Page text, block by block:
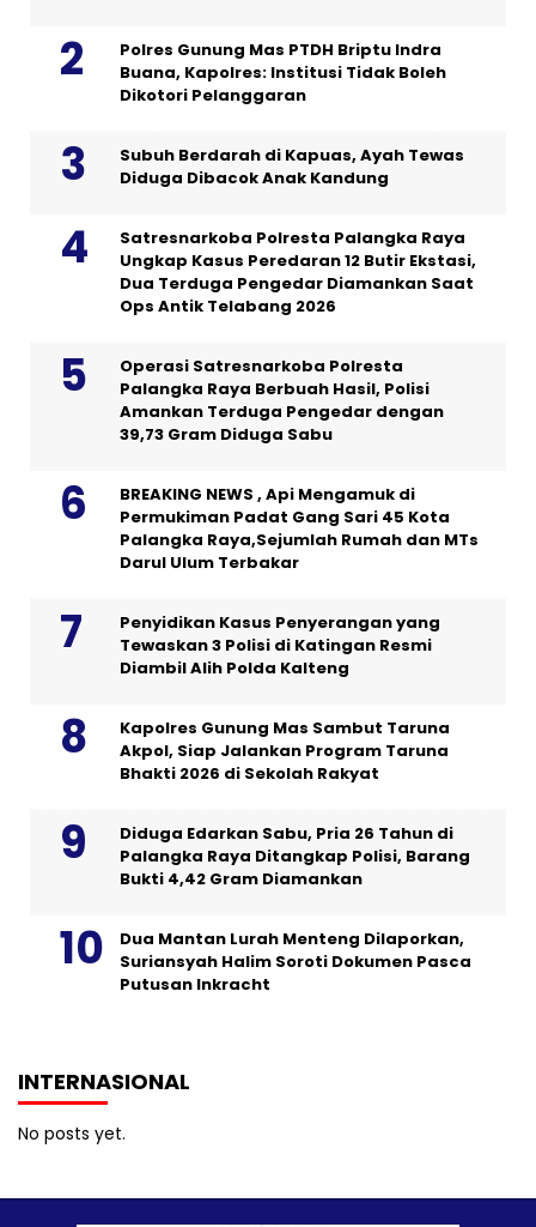
Polres Gunung Mas PTDH Briptu Indra
Buana, Kapolres: Institusi Tidak Boleh
Dikotori Pelanggaran
Subuh Berdarah di Kapuas, Ayah Tewas
Diduga Dibacok Anak Kandung
Satresnarkoba Polresta Palangka Raya
Ungkap Kasus Peredaran 12 Butir Ekstasi,
Dua Terduga Pengedar Diamankan Saat
Ops Antik Telabang 2026
Operasi Satresnarkoba Polresta
Palangka Raya Berbuah Hasil, Polisi
Amankan Terduga Pengedar dengan
39,73 Gram Diduga Sabu
BREAKING NEWS , Api Mengamuk di
Permukiman Padat Gang Sari 45 Kota
Palangka Raya,Sejumlah Rumah dan MTs
Darul Ulum Terbakar
Penyidikan Kasus Penyerangan yang
Tewaskan 3 Polisi di Katingan Resmi
Diambil Alih Polda Kalteng
Kapolres Gunung Mas Sambut Taruna
Akpol, Siap Jalankan Program Taruna
Bhakti 2026 di Sekolah Rakyat
Diduga Edarkan Sabu, Pria 26 Tahun di
Palangka Raya Ditangkap Polisi, Barang
Bukti 4,42 Gram Diamankan
Dua Mantan Lurah Menteng Dilaporkan,
Suriansyah Halim Soroti Dokumen Pasca
Putusan Inkracht
INTERNASIONAL
No posts yet.